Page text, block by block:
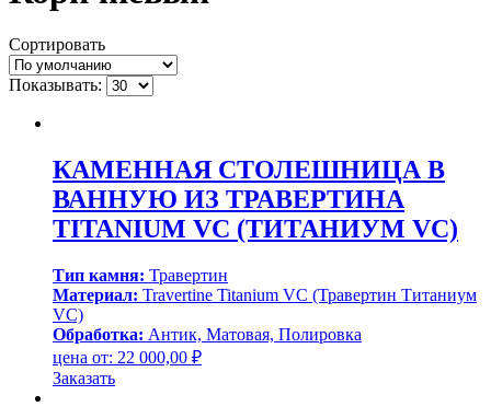
Сортировать
Показывать:
КАМЕННАЯ СТОЛЕШНИЦА В
ВАННУЮ ИЗ ТРАВЕРТИНА
TITANIUM VC (ТИТАНИУМ VC)
Тип камня: Травертин
Материал: Travertine Titanium VC (Травертин Титаниум
VC)
Обработка: Антик, Матовая, Полировка
цена от: 22 000,00 ₽
Заказать